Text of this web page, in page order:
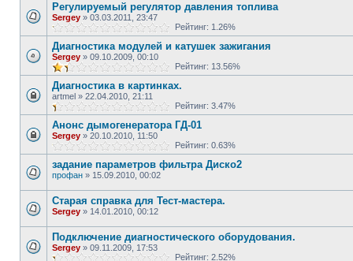
Регулируемый регулятор давления топлива
Sergey » 03.03.2011, 23:47
Рейтинг: 1.26%
Диагностика модулей и катушек зажигания
Sergey » 09.10.2009, 00:10
Рейтинг: 13.56%
Диагностика в картинках.
artmel » 22.04.2010, 21:11
Рейтинг: 3.47%
Анонс дымогенератора ГД-01
Sergey » 20.10.2010, 11:50
Рейтинг: 0.63%
задание параметров фильтра Диско2
профан » 15.09.2010, 00:02
Старая справка для Тест-мастера.
Sergey » 14.01.2010, 00:12
Подключение диагностического оборудования.
Sergey » 09.11.2009, 17:53
Рейтинг: 2.52%